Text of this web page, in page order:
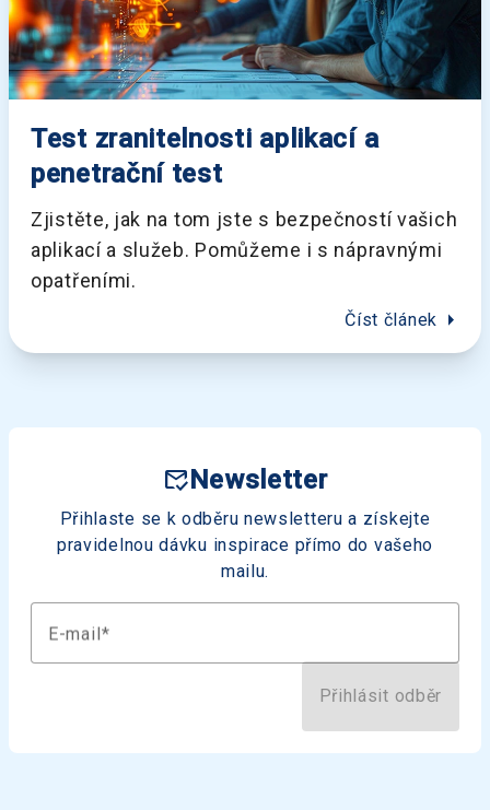
Test zranitelnosti aplikací a
penetrační test
Zjistěte, jak na tom jste s bezpečností vašich
aplikací a služeb. Pomůžeme i s nápravnými
opatřeními.
Číst článek arrow_right
mark_email_read Newsletter
Přihlaste se k odběru newsletteru a získejte
pravidelnou dávku inspirace přímo do vašeho
mailu.
E-mail
Přihlásit odběr